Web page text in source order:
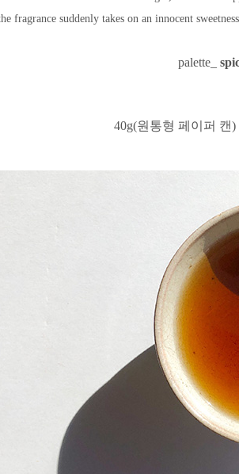
fragrance suddenly takes on an innocent
palette_
40g(원통형 페이퍼 캔